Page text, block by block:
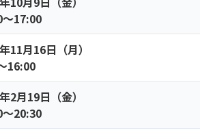
17:00
11月16日（月）
16:00
2月19日（金）
20:30